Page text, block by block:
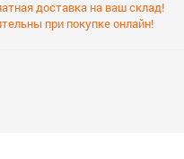
доставка на ваш склад!
при покупке онлайн!